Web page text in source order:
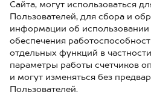
Сайта, могут использоваться
Пользователей, для сбора и
информации об использовании
обеспечения
отдельных функций в
параметры работы счетчиков
и могут изменяться без
Пользователей.